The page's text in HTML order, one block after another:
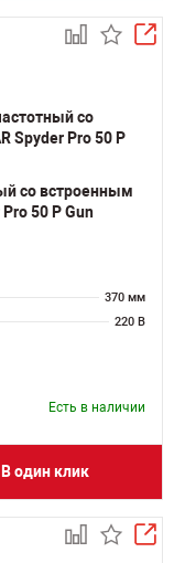
со встроенным
50 P Gun
370 мм
220 В
Есть в наличии
В один клик